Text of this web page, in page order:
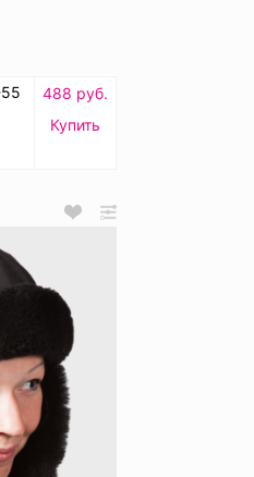
488 руб.
Купить